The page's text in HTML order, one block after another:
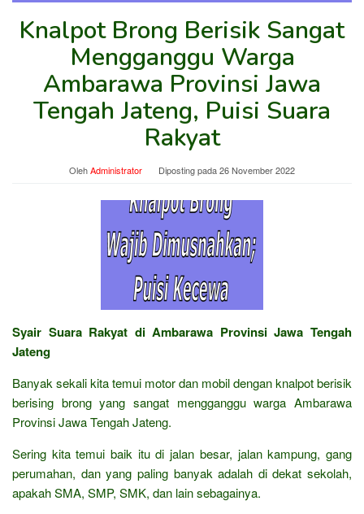
Knalpot Brong Berisik Sangat
Mengganggu Warga
Ambarawa Provinsi Jawa
Tengah Jateng, Puisi Suara
Rakyat
OlehAdministrator Diposting pada26 November 2022
Syair Suara Rakyat di Ambarawa Provinsi Jawa Tengah
Jateng
Banyak sekali kita temui motor dan mobil dengan knalpot berisik
berising brong yang sangat mengganggu warga Ambarawa
Provinsi Jawa Tengah Jateng.
Sering kita temui baik itu di jalan besar, jalan kampung, gang
perumahan, dan yang paling banyak adalah di dekat sekolah,
apakah SMA, SMP, SMK, dan lain sebagainya.